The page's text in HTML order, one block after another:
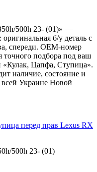
500h 23- (01)» —
б/у деталь с
спереди. OEM-номер
точного подбора под ваш
«Кулак, Цапфа, Ступица».
наличие, состояние и
всей Украине Новой
перед прав Lexus RX
500h 23- (01)